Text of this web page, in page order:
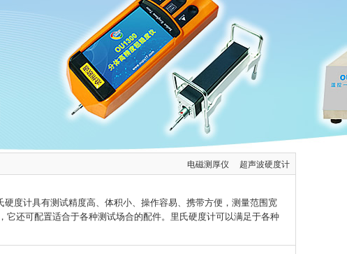
电磁测厚仪 超声波硬度计
度计具有测试精度高、体积小、操作容易、携带方便，测量范围宽
还可配置适合于各种测试场合的配件。里氏硬度计可以满足于各种